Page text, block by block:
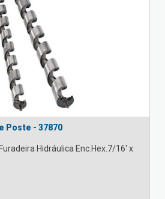
Poste - 37870
Hidráulica Enc.Hex.7/16' x